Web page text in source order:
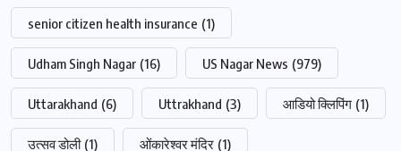
senior citizen health insurance (1)
Udham Singh Nagar (16) US Nagar News (979)
Uttarakhand (6) Uttrakhand (3) आडियो क्लिपिंग (1)
उत्सव डोली (1) ओंकारेश्वर मंदिर (1)